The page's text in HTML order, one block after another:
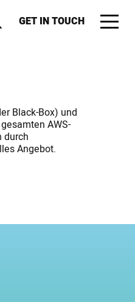
GET IN TOUCH
Black-Box) und
AWS-
durch
Angebot.